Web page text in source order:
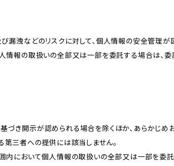
漏洩などのリスクに対して、個人情報の安全管理が
人情報の取扱いの全部又は一部を委託する場合は、
づき開示が認められる場合を除くほか、あらかじ
第三者への提供には該当しません。
囲内において個人情報の取扱いの全部又は一部を委